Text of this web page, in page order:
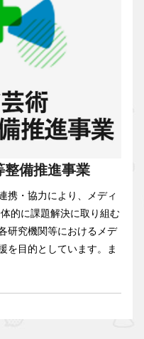
整備推進事業
携・協力により、メディ
的に課題解決に取り組む
研究機関等におけるメデ
を目的としています。ま